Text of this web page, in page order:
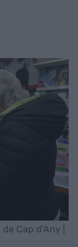
Cap d'Any |